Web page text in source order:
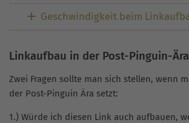
Geschwindigkeit beim
Linkaufbau in der Post-Pinguin-Ära
Zwei Fragen sollte man sich stellen, wenn
der Post-Pinguin Ära setzt:
1.) Würde ich diesen Link auch aufbauen,